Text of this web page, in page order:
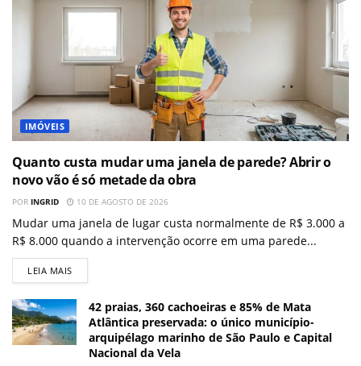
IMÓVEIS
Quanto custa mudar uma janela de parede? Abrir o
novo vão é só metade da obra
POR INGRID 10 DE AGOSTO DE 2026
Mudar uma janela de lugar custa normalmente de R$ 3.000 a
R$ 8.000 quando a intervenção ocorre em uma parede...
LEIA MAIS
42 praias, 360 cachoeiras e 85% de Mata
Atlântica preservada: o único município-
arquipélago marinho de São Paulo e Capital
Nacional da Vela